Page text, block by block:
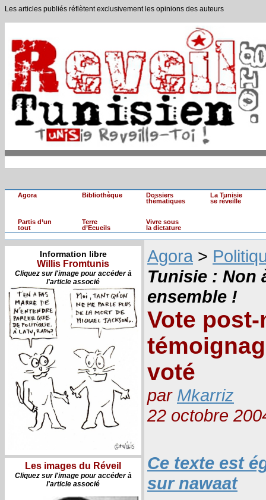
Les articles publiés réflètent exclusivement les opinions des auteurs
Agora Bibliothèque
Dossiers
thématiques
La Tunisie
se réveille
Partis d’un
tout
Terre
d’Ecueils
Vivre sous
la dictature
Information libre
Willis Fromtunis
Cliquez sur l'image pour accéder à
l'article associé
Les images du Réveil
Cliquez sur l'image pour accéder à
l'article associé
Agora >
Tunisie : Non
ensemble !
Vote
voté
par Mkarriz
22 octobre
Ce texte est
sur nawaat